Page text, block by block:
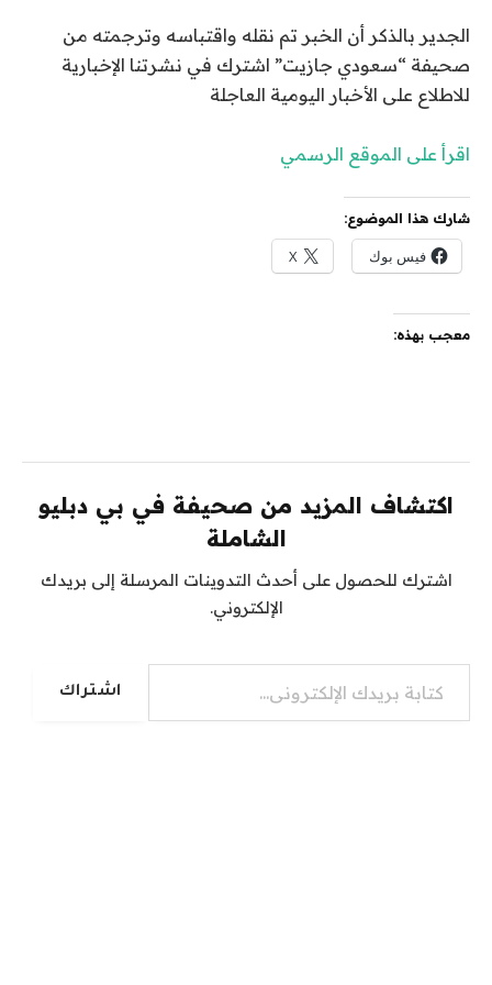
الجدير بالذكر أن الخبر تم نقله واقتباسه وترجمته من
صحيفة “سعودي جازيت” اشترك في نشرتنا الإخبارية
للاطلاع على الأخبار اليومية العاجلة
اقرأ على الموقع الرسمي
شارك هذا الموضوع:
فيس بوك X
معجب بهذه:
اكتشاف المزيد من صحيفة في بي دبليو
الشاملة
اشترك للحصول على أحدث التدوينات المرسلة إلى بريدك
الإلكتروني.
كتابة بريدك الإلكتروني...
اشتراك